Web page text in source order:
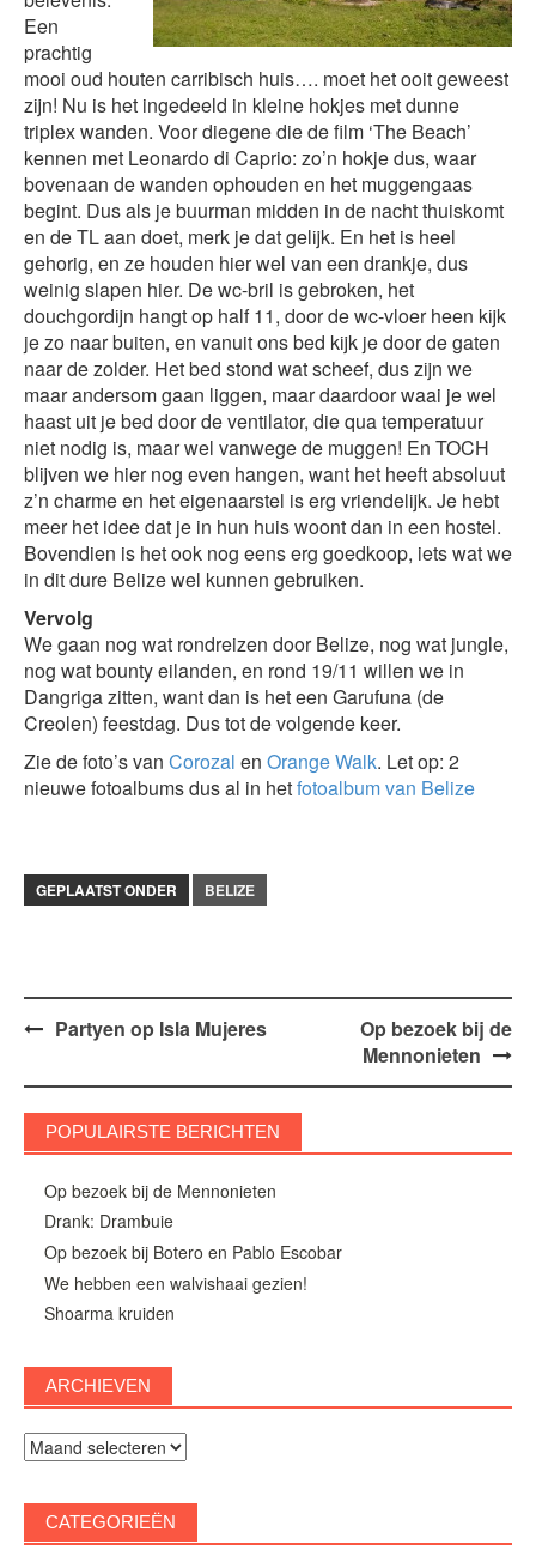
Een
prachtig
mooi oud houten carribisch huis…. moet het ooit geweest
zijn! Nu is het ingedeeld in kleine hokjes met dunne
triplex wanden. Voor diegene die de film ‘The Beach’
kennen met Leonardo di Caprio: zo’n hokje dus, waar
bovenaan de wanden ophouden en het muggengaas
begint. Dus als je buurman midden in de nacht thuiskomt
en de TL aan doet, merk je dat gelijk. En het is heel
gehorig, en ze houden hier wel van een drankje, dus
weinig slapen hier. De wc-bril is gebroken, het
douchgordijn hangt op half 11, door de wc-vloer heen kijk
je zo naar buiten, en vanuit ons bed kijk je door de gaten
naar de zolder. Het bed stond wat scheef, dus zijn we
maar andersom gaan liggen, maar daardoor waai je wel
haast uit je bed door de ventilator, die qua temperatuur
niet nodig is, maar wel vanwege de muggen! En TOCH
blijven we hier nog even hangen, want het heeft absoluut
z’n charme en het eigenaarstel is erg vriendelijk. Je hebt
meer het idee dat je in hun huis woont dan in een hostel.
Bovendien is het ook nog eens erg goedkoop, iets wat we
in dit dure Belize wel kunnen gebruiken.
Vervolg
We gaan nog wat rondreizen door Belize, nog wat jungle,
nog wat bounty eilanden, en rond 19/11 willen we in
Dangriga zitten, want dan is het een Garufuna (de
Creolen) feestdag. Dus tot de volgende keer.
Zie de foto’s van Corozal en Orange Walk. Let op: 2
nieuwe fotoalbums dus al in hetfotoalbum van Belize
GEPLAATST ONDER BELIZE
Bericht
navigatie
Partyen op Isla Mujeres
Op bezoek bij de
Mennonieten
POPULAIRSTE BERICHTEN
Op bezoek bij de Mennonieten
Drank: Drambuie
Op bezoek bij Botero en Pablo Escobar
We hebben een walvishaai gezien!
Shoarma kruiden
ARCHIEVEN
Archieven
CATEGORIEËN